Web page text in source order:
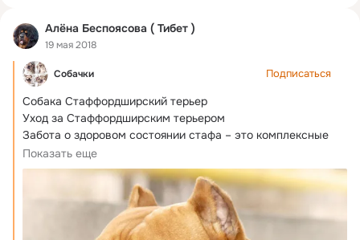
Алёна Беспоясова ( Тибет )
19 мая 2018
Собачки Подписаться
Собака Стаффордширский терьер
Уход за Стаффордширским терьером
Забота о здоровом состоянии стафа – это комплексные
мероприятия, которые включают в себя:
Показать еще